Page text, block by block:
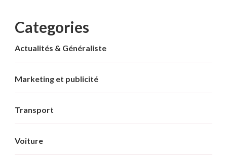
Categories
Actualités & Généraliste
Marketing et publicité
Transport
Voiture